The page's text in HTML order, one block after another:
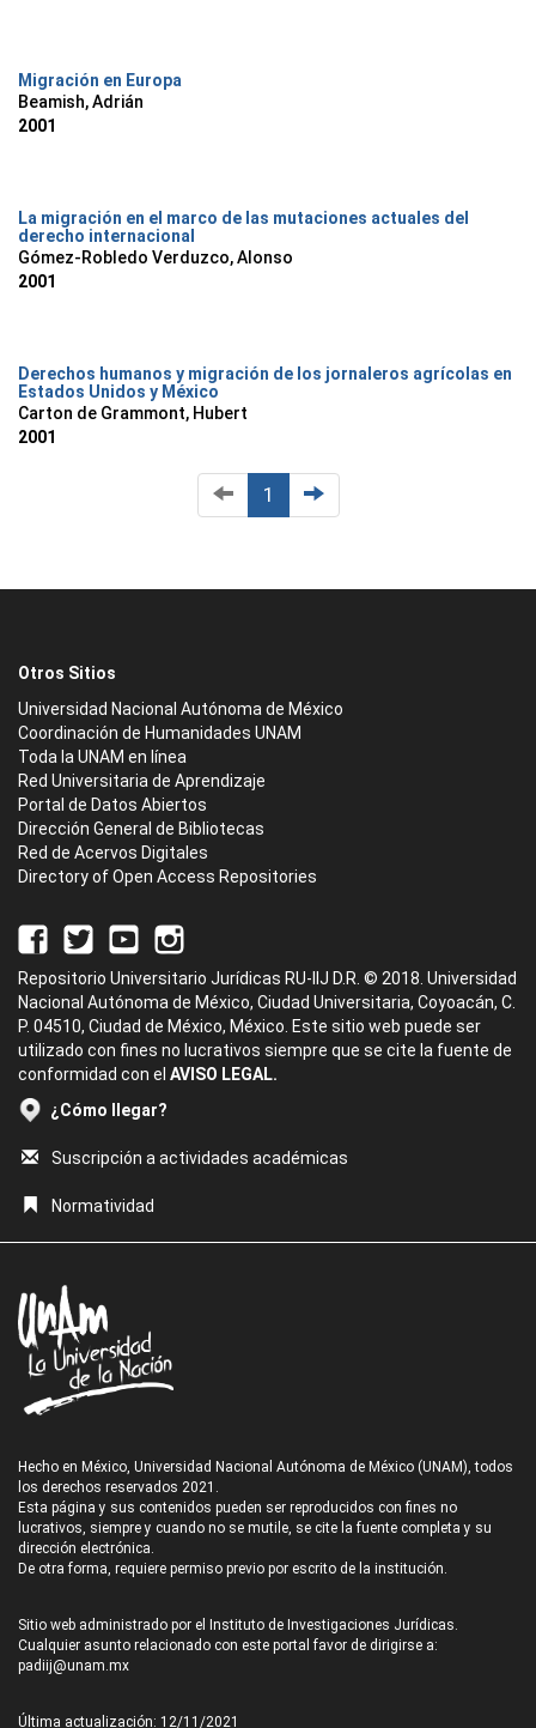
Migración en Europa
Beamish, Adrián
2001
La migración en el marco de las mutaciones actuales del
derecho internacional
Gómez-Robledo Verduzco, Alonso
2001
Derechos humanos y migración de los jornaleros agrícolas en
Estados Unidos y México
Carton de Grammont, Hubert
2001
1
Otros Sitios
Universidad Nacional Autónoma de México
Coordinación de Humanidades UNAM
Toda la UNAM en línea
Red Universitaria de Aprendizaje
Portal de Datos Abiertos
Dirección General de Bibliotecas
Red de Acervos Digitales
Directory of Open Access Repositories
Repositorio Universitario Jurídicas RU-IIJ D.R. © 2018. Universidad
Nacional Autónoma de México, Ciudad Universitaria, Coyoacán, C.
P. 04510, Ciudad de México, México. Este sitio web puede ser
utilizado con fines no lucrativos siempre que se cite la fuente de
conformidad con el AVISO LEGAL.
¿Cómo llegar?
Suscripción a actividades académicas
Normatividad
Hecho en México, Universidad Nacional Autónoma de México (UNAM), todos
los derechos reservados 2021.
Esta página y sus contenidos pueden ser reproducidos con fines no
lucrativos, siempre y cuando no se mutile, se cite la fuente completa y su
dirección electrónica.
De otra forma, requiere permiso previo por escrito de la institución.
Sitio web administrado por el Instituto de Investigaciones Jurídicas.
Cualquier asunto relacionado con este portal favor de dirigirse a:
padiij@unam.mx
Última actualización: 12/11/2021